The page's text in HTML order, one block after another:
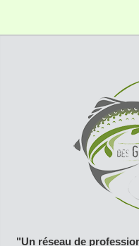
"Un réseau de